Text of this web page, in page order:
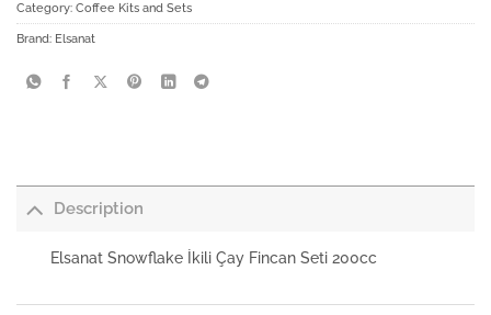
Category: Coffee Kits and Sets
Brand: Elsanat
Description
Elsanat Snowflake İkili Çay Fincan Seti 200cc